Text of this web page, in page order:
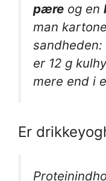
pære og en
man
er 12 g
mere end i
Er